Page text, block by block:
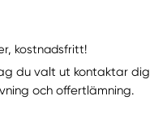
kostnadsfritt!
du valt ut kontaktar dig
och offertlämning.